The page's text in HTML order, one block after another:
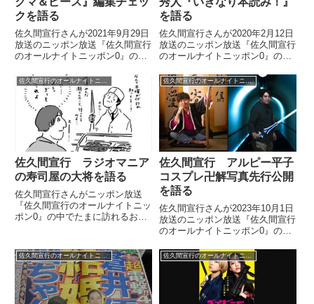
クを語る
佐久間宣行さんが2021年9月29日
放送のニッポン放送『佐久間宣行
のオールナイトニッポン0』の中
ルピー平子さんとの初冠番組『サ
クマ＆ピース』の編集済み素材を
チェックした話をしていました。
を語る
佐久間宣行さんが2020年2月12日
放送のニッポン放送『佐久間宣行
のオールナイトニッポン0』の中
ント『いきなり本読み！』を紹介
していました。で、もう1個。
先々週に見たものの中でハイバイ
の岩井秀人さんっていう素晴...
佐久間宣行 ラジオマニア
の寿司屋の大将を語る
佐久間宣行さんがニッポン放送
『佐久間宣行のオールナイトニッ
ポン0』の中でたまに訪れるお寿
行）それでもう1個、最近あった
話としてお寿司屋さんの話なんで
すけど。ちょっと郊外に安くて美
味し...
佐久間宣行のオールナイトニッポン0
佐久間宣行 アルピー平子
コスプレ卍解写真先行公開
を語る
佐久間宣行さんが2023年10月1日
放送のニッポン放送『佐久間宣行
のオールナイトニッポン0』の中
の番宣写真として、見どころのひ
とつ、アルピー平子さんの
『BLEACH』コスプレ卍解写真が
先行公開されていた件について話
していました。
佐久間宣行のオールナイトニッポン0 佐久間宣行のオールナイトニッポン0